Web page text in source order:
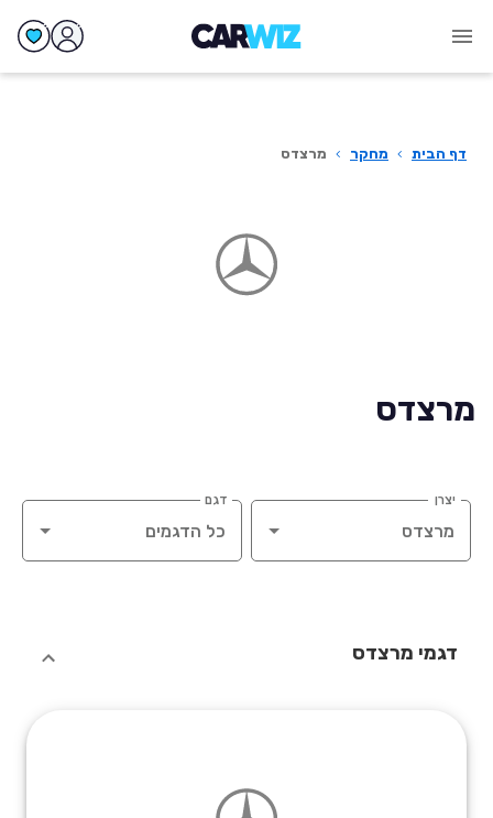
דף הבית › מחקר › מרצדס
מרצדס
יצרן דגם
דגמי מרצדס